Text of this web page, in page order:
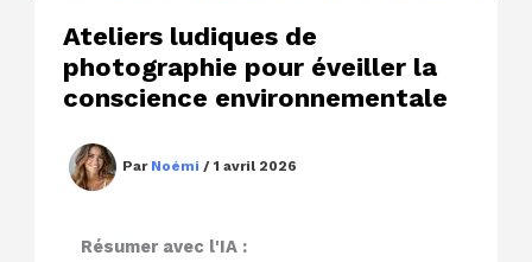
Ateliers ludiques de
photographie pour éveiller la
conscience environnementale
Par Noémi /1 avril 2026
Résumer avec l'IA :